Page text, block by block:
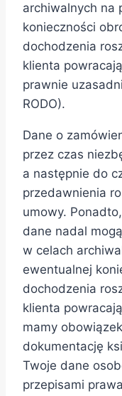
archiwalnych na
konieczności
dochodzenia
klienta
prawnie
RODO).
Dane o
przez czas
a następnie do
przedawnienia
umowy.
dane nadal
w celach
ewentualnej
dochodzenia
klienta
mamy
dokumentację
Twoje dane
przepisami